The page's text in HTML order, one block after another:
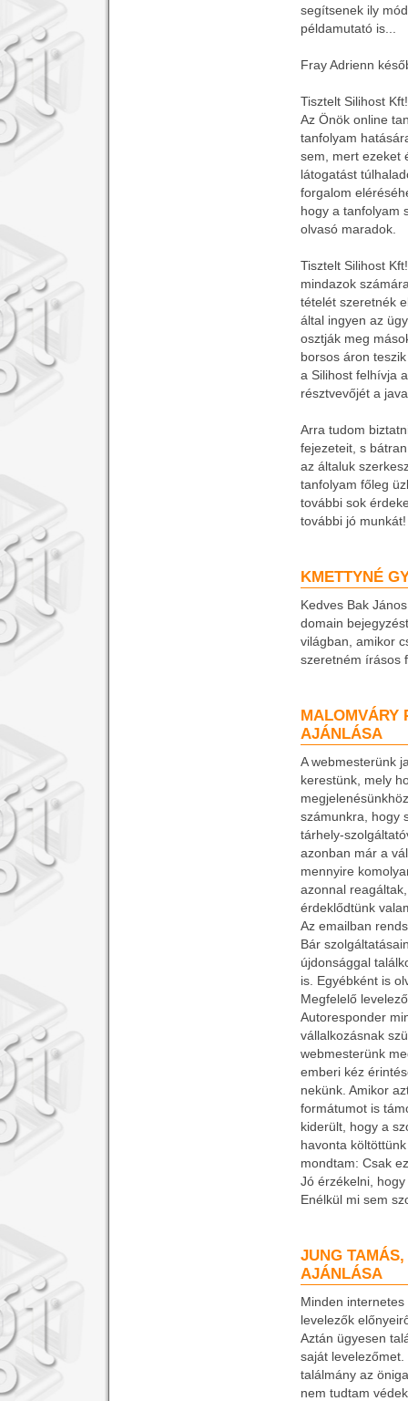
segítsenek ily
példamutató is...
Fray Adrienn
Tisztelt Silihost Kft!
Az Önök online
tanfolyam
sem, mert ezeket
látogatást
forgalom
hogy a tanfolyam
olvasó maradok.
Tisztelt Silihost
mindazok
tételét szeretnék
által ingyen az
osztják meg
borsos áron
a Silihost felhívja
résztvevőjét a
Arra tudom
fejezeteit, s
az általuk
tanfolyam főleg
további sok
további jó munkát!
KMETTYNÉ
Kedves Bak
domain
világban, amikor
szeretném írásos
MALOMVÁRY
AJÁNLÁSA
A webmesterünk
kerestünk, mely
számunkra, hogy
tárhely-
azonban már a
mennyire
azonnal
érdeklődtünk
Az emailban
Bár
újdonsággal
is. Egyébként is
Megfelelő
Autoresponder
vállalkozásnak
webmesterünk
emberi kéz
nekünk. Amikor
formátumot is
kiderült, hogy a
havonta
mondtam: Csak
Jó érzékelni,
Enélkül mi sem
JUNG
AJÁNLÁSA
Minden
levelezők
Aztán ügyesen
saját
találmány az
nem tudtam